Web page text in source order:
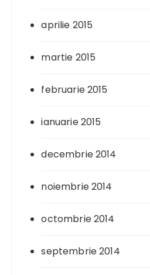
aprilie 2015
martie 2015
februarie 2015
ianuarie 2015
decembrie 2014
noiembrie 2014
octombrie 2014
septembrie 2014